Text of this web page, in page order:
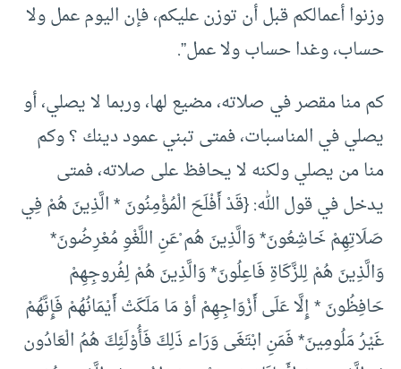
وزنوا أعمالكم قبل أن توزن عليكم، فإن اليوم عمل ولا
حساب، وغدا حساب ولا عمل”.
كم منا مقصر في صلاته، مضيع لها، وربما لا يصلي، أو
يصلي في المناسبات، فمتى تبني عمود دينك ؟ وكم
منا من يصلي ولكنه لا يحافظ على صلاته، فمتى
يدخل في قول الله: {قَدْ أَفْلَحَ الْمُؤْمِنُونَ * الَّذِينَ هُمْ فِي
صَلَاتِهِمْ خَاشِعُونَ* وَالَّذِينَ هُم ْعَنِ اللَّغْوِ مُعْرِضُونَ*
وَالَّذِينَ هُمْ لِلزَّكَاةِ فَاعِلُونَ* وَالَّذِينَ هُمْ لِفُروجِهِمْ
حَافِظُونَ * إِلَّا عَلَى أَزْوَاجِهِمْ أوْ مَا مَلَكَتْ أَيْمَانُهُمْ فَإِنَّهُمْ
غَيْرُ مَلُومِينَ* فَمَنِ ابْتَغَى وَرَاء ذَلِكَ فَأُوْلَئِكَ هُمُ الْعَادُون